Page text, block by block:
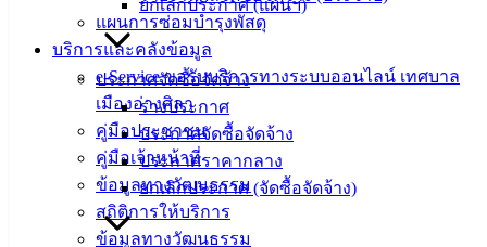
แผนการซ่อมบำรุงพัสดุ
บริการและคลังข้อมูล
e-Service ขอรับบริการทางระบบออนไลน์ เทศบาล
เมืองอ่างศิลา
คู่มือประชาชน
คู่มือเจ้าหน้าที่
ข้อมูลทางวัฒนธรรม
สถิติการให้บริการ
ข้อมูลทางวัฒนธรรม
ยกเลิกประกาศ (แผนฯ)
ประกาศจัดซื้อจัดจ้าง
ร่างประกาศ
ประกาศจัดซื้อจัดจ้าง
ประกาศราคากลาง
ยกเลิกประกาศ (จัดซื้อจัดจ้าง)